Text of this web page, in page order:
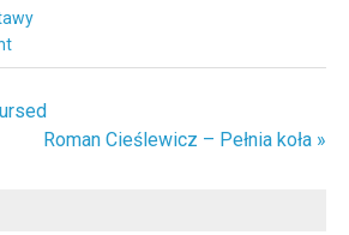
Roman Cieślewicz – Pełnia koła »